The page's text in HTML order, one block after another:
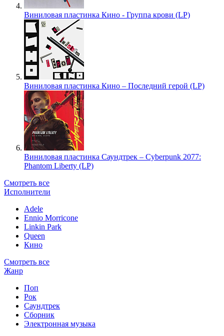
Виниловая пластинка Кино - Группа крови (LP)
Виниловая пластинка Кино – Последний герой (LP)
Виниловая пластинка Саундтрек – Cyberpunk 2077:
Phantom Liberty (LP)
Смотреть все
Исполнители
Adele
Ennio Morricone
Linkin Park
Queen
Кино
Смотреть все
Жанр
Поп
Рок
Саундтрек
Сборник
Электронная музыка